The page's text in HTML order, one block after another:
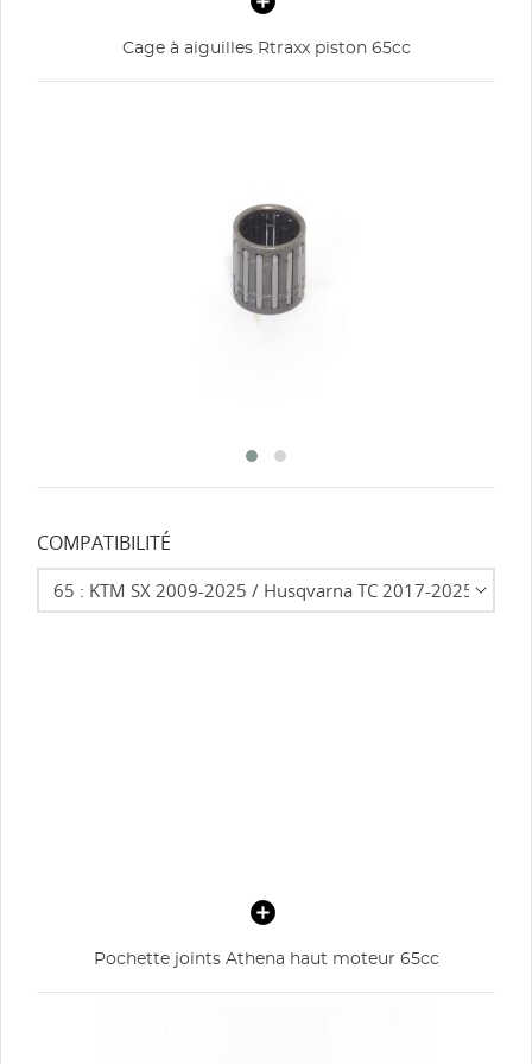
Cage à aiguilles Rtraxx piston 65cc
COMPATIBILITÉ
Pochette joints Athena haut moteur 65cc